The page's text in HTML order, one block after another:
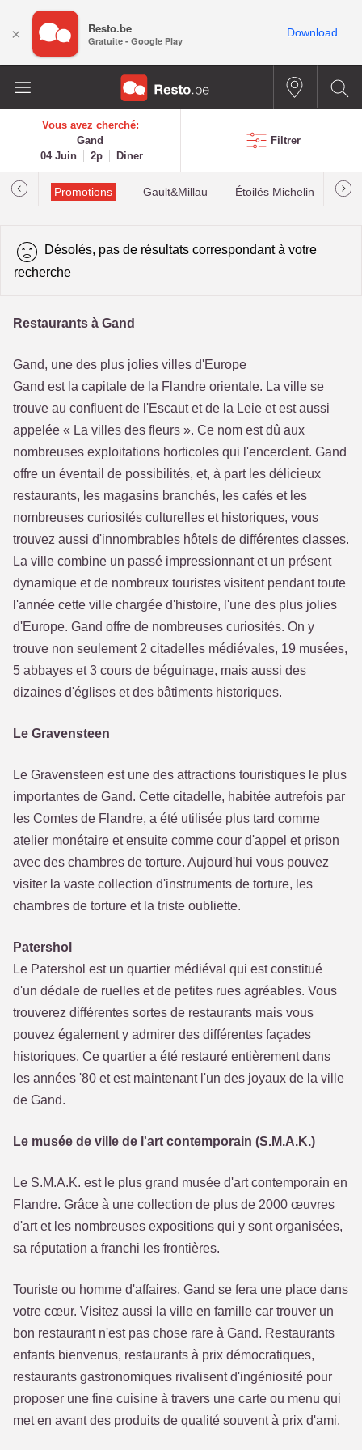
Vous avez cherché:
Gand
04 Juin
2p Diner
Filtrer
Promotions Gault&Millau Étoilés Michelin
Désolés, pas de résultats correspondant à votre
recherche
Restaurants à Gand
Gand, une des plus jolies villes d'Europe
Gand est la capitale de la Flandre orientale. La ville se
trouve au confluent de l'Escaut et de la Leie et est aussi
appelée « La villes des fleurs ». Ce nom est dû aux
nombreuses exploitations horticoles qui l'encerclent. Gand
offre un éventail de possibilités, et, à part les délicieux
restaurants, les magasins branchés, les cafés et les
nombreuses curiosités culturelles et historiques, vous
trouvez aussi d'innombrables hôtels de différentes classes.
La ville combine un passé impressionnant et un présent
dynamique et de nombreux touristes visitent pendant toute
l'année cette ville chargée d'histoire, l'une des plus jolies
d'Europe. Gand offre de nombreuses curiosités. On y
trouve non seulement 2 citadelles médiévales, 19 musées,
5 abbayes et 3 cours de béguinage, mais aussi des
dizaines d'églises et des bâtiments historiques.
Le Gravensteen
Le Gravensteen est une des attractions touristiques le plus
importantes de Gand. Cette citadelle, habitée autrefois par
les Comtes de Flandre, a été utilisée plus tard comme
atelier monétaire et ensuite comme cour d'appel et prison
avec des chambres de torture. Aujourd'hui vous pouvez
visiter la vaste collection d'instruments de torture, les
chambres de torture et la triste oubliette.
Patershol
Le Patershol est un quartier médiéval qui est constitué
d'un dédale de ruelles et de petites rues agréables. Vous
trouverez différentes sortes de restaurants mais vous
pouvez également y admirer des différentes façades
historiques. Ce quartier a été restauré entièrement dans
les années '80 et est maintenant l'un des joyaux de la ville
de Gand.
Le musée de ville de l'art contemporain (S.M.A.K.)
Le S.M.A.K. est le plus grand musée d'art contemporain en
Flandre. Grâce à une collection de plus de 2000 œuvres
d'art et les nombreuses expositions qui y sont organisées,
sa réputation a franchi les frontières.
Touriste ou homme d'affaires, Gand se fera une place dans
votre cœur. Visitez aussi la ville en famille car trouver un
bon restaurant n'est pas chose rare à Gand. Restaurants
enfants bienvenus, restaurants à prix démocratiques,
restaurants gastronomiques rivalisent d'ingéniosité pour
proposer une fine cuisine à travers une carte ou menu qui
met en avant des produits de qualité souvent à prix d'ami.
× Resto.be
Gratuite - Google Play
Download